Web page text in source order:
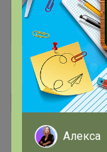
Войти
Алекса